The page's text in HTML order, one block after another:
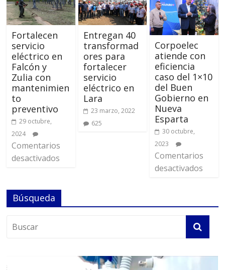
Fortalecen
servicio
eléctrico en
Falcón y
Zulia con
mantenimien
to
preventivo
29 octubre,
2024
Comentarios
desactivados
Entregan 40
transformad
ores para
fortalecer
servicio
eléctrico en
Lara
23 marzo, 2022
625
Corpoelec
atiende con
eficiencia
caso del 1×10
del Buen
Gobierno en
Nueva
Esparta
30 octubre,
2023
Comentarios
desactivados
Búsqueda